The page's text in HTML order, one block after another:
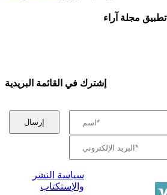
تطبيق مجلة آراء
إشترك في القائمة البريدية
سياسة النشر
والإستكتاب